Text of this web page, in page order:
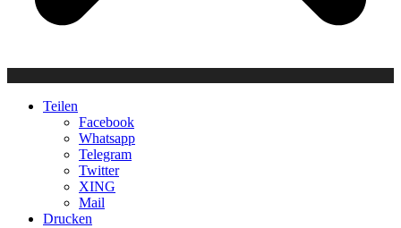
Teilen
Facebook
Whatsapp
Telegram
Twitter
XING
Mail
Drucken